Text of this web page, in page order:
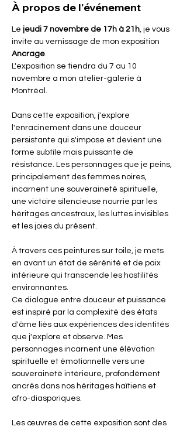
À propos de l'événement
Le jeudi 7 novembre de 17h à 21h, je vous
invite au vernissage de mon exposition
Ancrage.
L'exposition se tiendra du 7 au 10
novembre a mon atelier-galerie à
Montréal.
Dans cette exposition, j'explore
l'enracinement dans une douceur
persistante qui s'impose et devient une
forme subtile mais puissante de
résistance. Les personnages que je peins,
principalement des femmes noires,
incarnent une souveraineté spirituelle,
une victoire silencieuse nourrie par les
héritages ancestraux, les luttes invisibles
et les joies du présent.
À travers ces peintures sur toile, je mets
en avant un état de sérénité et de paix
intérieure qui transcende les hostilités
environnantes.
Ce dialogue entre douceur et puissance
est inspiré par la complexité des états
d'âme liés aux expériences des identités
que j'explore et observe. Mes
personnages incarnent une élévation
spirituelle et émotionnelle vers une
souveraineté intérieure, profondément
ancrés dans nos héritages haïtiens et
afro-diasporiques.
Les œuvres de cette exposition sont des